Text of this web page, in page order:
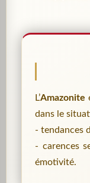
L’Amazonite
dans le
- tendances
- carences
émotivité.